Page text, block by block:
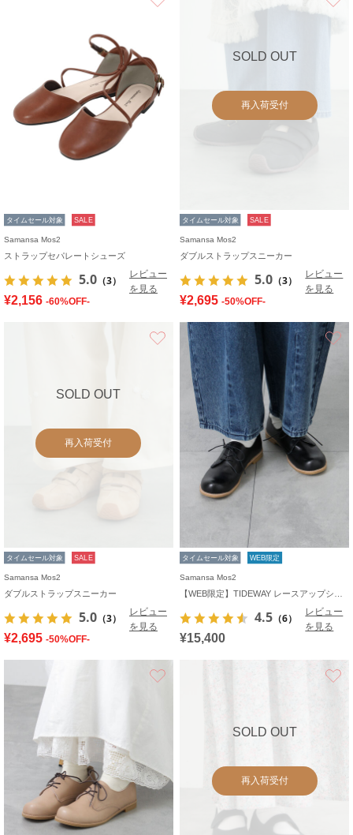
タイムセール対象 SALE
Samansa Mos2
ストラップセパレートシューズ
5.0 （3）
レビュー
を見る
¥2,156 -60%OFF-
SOLD OUT
再入荷受付
タイムセール対象 SALE
Samansa Mos2
ダブルストラップスニーカー
5.0 （3）
レビュー
を見る
¥2,695 -50%OFF-
SOLD OUT
再入荷受付
お気に入り
タイムセール対象 SALE
Samansa Mos2
ダブルストラップスニーカー
5.0 （3）
レビュー
を見る
¥2,695 -50%OFF-
タイムセール対象 WEB限定
Samansa Mos2
4.5 （6）
レビュー
を見る
¥15,400
SOLD OUT
再入荷受付